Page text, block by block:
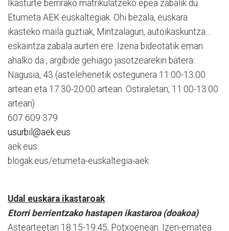
Ikasturte berrirako matrikulatzeko epea zabalik du
Etumeta AEK euskaltegiak. Ohi bezala, euskara
ikasteko maila guztiak, Mintzalagun, autoikaskuntza…
eskaintza zabala aurten ere. Izena bideotatik eman
ahalko da , argibide gehiago jasotzearekin batera:
Nagusia, 43 (astelehenetik ostegunera 11:00-13:00
artean eta 17:30-20:00 artean. Ostiraletan, 11:00-13:00
artean)
607 609 379
usurbil@aek.eus
aek.eus
blogak.eus/etumeta-euskaltegia-aek
Udal euskara ikastaroak
Etorri berrientzako hastapen ikastaroa (doakoa)
Astearteetan 18:15-19:45, Potxoenean. Izen-ematea